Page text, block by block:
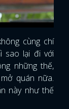
cùng chí
sao lại đi với
những thế,
quán nữa.
này như thế